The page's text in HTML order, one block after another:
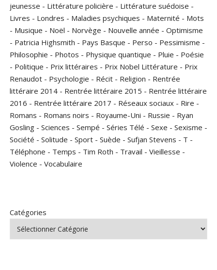
jeunesse - Littérature policière - Littérature suédoise -
Livres - Londres - Maladies psychiques - Maternité - Mots
- Musique - Noël - Norvège - Nouvelle année - Optimisme
- Patricia Highsmith - Pays Basque - Perso - Pessimisme -
Philosophie - Photos - Physique quantique - Pluie - Poésie
- Politique - Prix littéraires - Prix Nobel Littérature - Prix
Renaudot - Psychologie - Récit - Religion - Rentrée
littéraire 2014 - Rentrée littéraire 2015 - Rentrée littéraire
2016 - Rentrée littéraire 2017 - Réseaux sociaux - Rire -
Romans - Romans noirs - Royaume-Uni - Russie - Ryan
Gosling - Sciences - Sempé - Séries Télé - Sexe - Sexisme -
Société - Solitude - Sport - Suède - Sufjan Stevens - T -
Téléphone - Temps - Tim Roth - Travail - Vieillesse -
Violence - Vocabulaire
Catégories